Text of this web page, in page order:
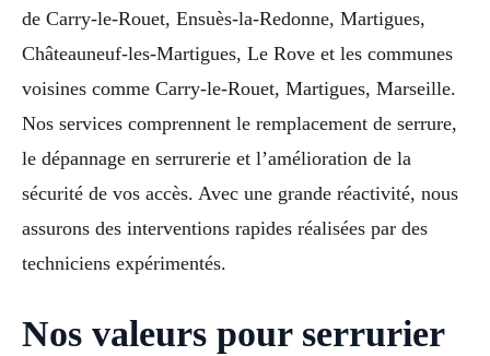
de Carry-le-Rouet, Ensuès-la-Redonne, Martigues,
Châteauneuf-les-Martigues, Le Rove et les communes
voisines comme Carry-le-Rouet, Martigues, Marseille.
Nos services comprennent le remplacement de serrure,
le dépannage en serrurerie et l’amélioration de la
sécurité de vos accès. Avec une grande réactivité, nous
assurons des interventions rapides réalisées par des
techniciens expérimentés.
Nos valeurs pour serrurier